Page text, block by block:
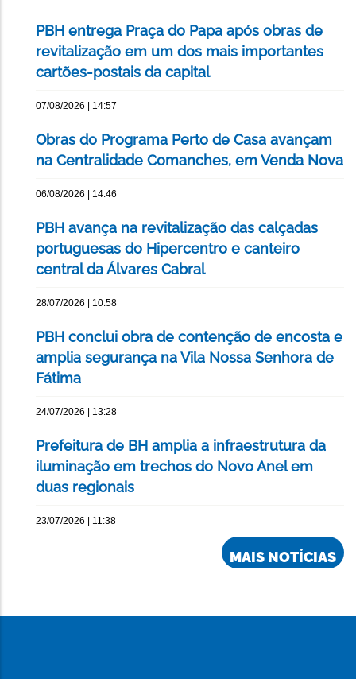
PBH entrega Praça do Papa após obras de
revitalização em um dos mais importantes
cartões-postais da capital
07/08/2026 | 14:57
Obras do Programa Perto de Casa avançam
na Centralidade Comanches, em Venda Nova
06/08/2026 | 14:46
PBH avança na revitalização das calçadas
portuguesas do Hipercentro e canteiro
central da Álvares Cabral
28/07/2026 | 10:58
PBH conclui obra de contenção de encosta e
amplia segurança na Vila Nossa Senhora de
Fátima
24/07/2026 | 13:28
Prefeitura de BH amplia a infraestrutura da
iluminação em trechos do Novo Anel em
duas regionais
23/07/2026 | 11:38
MAIS NOTÍCIAS